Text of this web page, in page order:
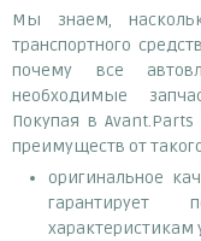
Мы знаем,
транспортного
почему все
необходимые
Покупая в
преимуществ от
оригинальное
гарантирует
характеристикам